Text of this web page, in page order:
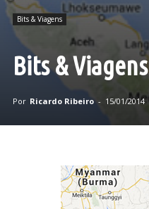
Bits & Viagens
Bits &
Por Ricardo Ribeiro - 15/01/2014